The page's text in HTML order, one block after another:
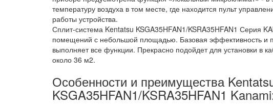
температуру воздуха в том месте, где находится пульт
работы устройства.
Сплит-система Kentatsu KSGA35HFAN1/KSRA35HFAN1 Серия
помещений с небольшой площадью. Базовая эффективность и
выполняет все функции. Прекрасно подойдет для установки в
около 36 м2.
Особенности и преимущества
KSGA35HFAN1/KSRA35HFAN1